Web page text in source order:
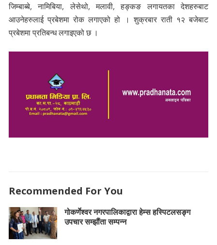
जिम्बाब्बे, नामिबिया, लेसेथो, मलावी, हङ्कङ लगायतका देशहरुबाट
आउनेहरुलाई प्रबेशमा रोक लगाएको हो । शुक्रबार राती १२ बजेबाट
प्रबेशमा प्रतिबन्ध लगाइएको छ ।
Recommended For You
गोकर्णेश्वर नगरपालिकाद्वारा हेम्स हस्पिटलसङ्ग
उपचार सम्झौंता सम्पन्न